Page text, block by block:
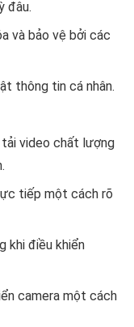
đâu.
và bảo vệ bởi các
thông tin cá nhân.
tải video chất lượng
tiếp một cách rõ
khi điều khiển
camera một cách